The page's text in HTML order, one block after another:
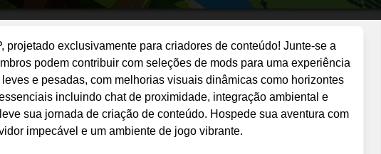
projetado exclusivamente para criadores de conteúdo! Junte-se a
podem contribuir com seleções de mods para uma experiência
e pesadas, com melhorias visuais dinâmicas como horizontes
incluindo chat de proximidade, integração ambiental e
sua jornada de criação de conteúdo. Hospede sua aventura com
impecável e um ambiente de jogo vibrante.